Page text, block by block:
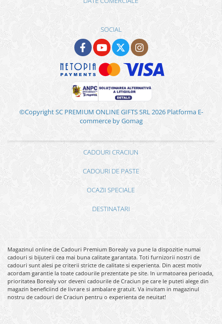
SOCIAL
©Copyright SC PREMIUM ONLINE GIFTS SRL 2026 Platforma E-
commerce by Gomag
CADOURI CRACIUN
CADOURI DE PASTE
OCAZII SPECIALE
DESTINATARI
Magazinul online de Cadouri Premium Borealy va pune la dispozitie numai
cadouri si bijuterii cea mai buna calitate garantata. Toti furnizorii nostri de
cadouri sunt alesi pe criterii stricte de calitate si experienta. Din acest motiv
acordam garantie la toate cadourile prezentate pe site. In urmatoarea perioada,
prioritatea Borealy vor deveni cadourile de Craciun pe care le puteti alege din
magazin beneficiind de livrare si ambalare gratuit. Va invitam in magazinul
nostru de cadouri de Craciun pentru o experienta de neuitat!